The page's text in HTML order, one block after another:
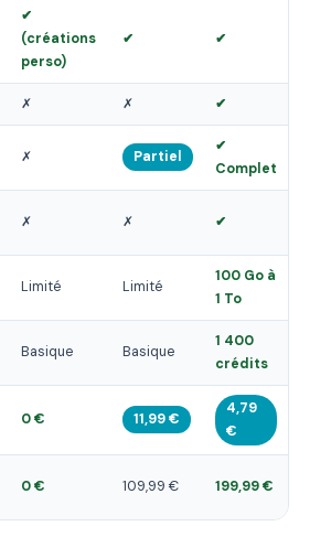
✔
(créations
perso)
✔ ✔
✗ ✗ ✔
✗ Partiel
✔
Complet
✗ ✗ ✔
Limité Limité
100 Go à
1 To
Basique Basique
1 400
crédits
0 € 11,99 €
4,79
€
0 € 109,99 € 199,99 €